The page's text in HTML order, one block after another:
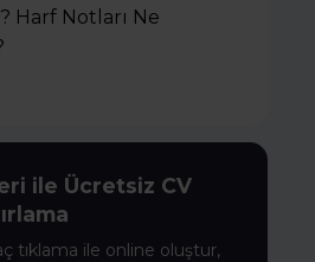
Harf Notları Ne
ile Ücretsiz CV
tıklama ile online oluştur,